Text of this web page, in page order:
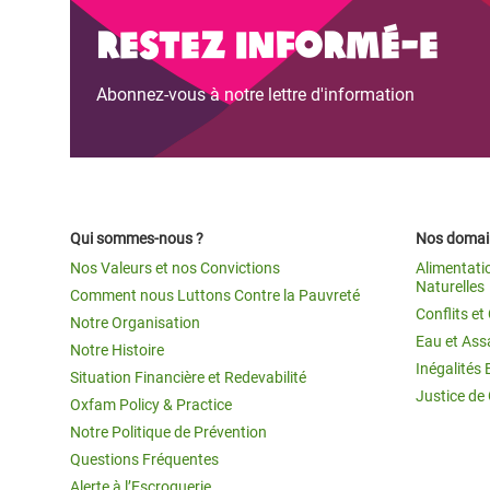
Inégalités Extrêmes et
Services Essentiels
Inequality and Rights in a
Crise
Crise
Mettons Fin à la Souffrance qui se Cache
Derrière notre Alimentation
Les Violences Faites aux Femmes et aux
Restez informé-e
Abonnez-vous à notre lettre d'information
Qui sommes-nous ?
Nos Valeurs et nos Convictions
Comment nous Luttons Contre la Pauvreté
Notre Organisation
Notre Histoire
Situation Financière et Redevabilité
Oxfam Policy & Practice
Notre Politique de Prévention
Questions Fréquentes
Nos
Naturelles
Conflits et
Eau et
Inégalités
Justice de